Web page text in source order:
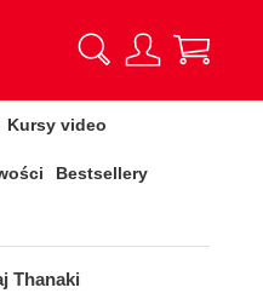
Kursy video
Bestsellery
Thanaki